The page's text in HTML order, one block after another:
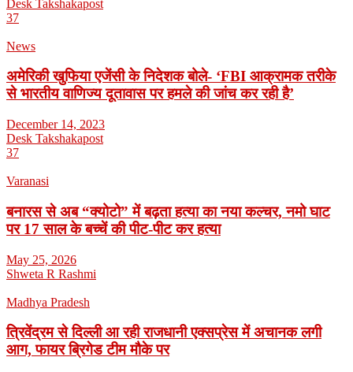
Desk Takshakapost
37
News
अमेरिकी खुफिया एजेंसी के निदेशक बोले- ‘FBI आक्रामक तरीके
से भारतीय वाणिज्य दूतावास पर हमले की जांच कर रही है’
December 14, 2023
Desk Takshakapost
37
Varanasi
बनारस से अब “क्योटो” में बढ़ता हत्या का नया कल्चर, नमो घाट
पर 17 साल के बच्चें की पीट-पीट कर हत्या
May 25, 2026
Shweta R Rashmi
Madhya Pradesh
त्रिवेंद्रम से दिल्ली आ रही राजधानी एक्सप्रेस में अचानक लगी
आग, फायर ब्रिगेड टीम मौके पर